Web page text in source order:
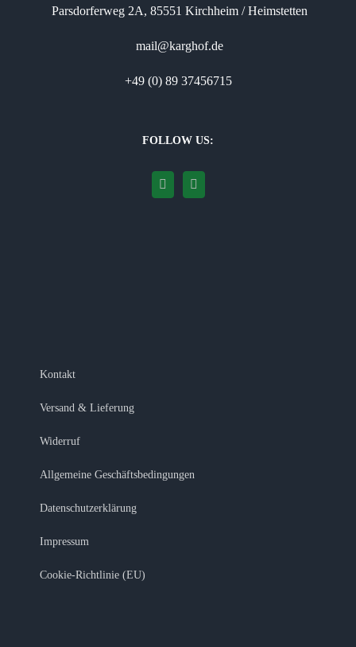
Parsdorferweg 2A, 85551 Kirchheim / Heimstetten
mail@karghof.de
+49 (0) 89 37456715
FOLLOW US:
Kontakt
Versand & Lieferung
Widerruf
Allgemeine Geschäftsbedingungen
Datenschutzerklärung
Impressum
Cookie-Richtlinie (EU)